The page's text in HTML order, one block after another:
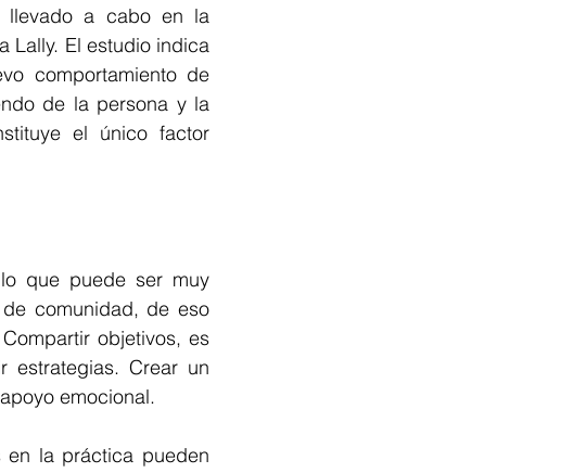
llevado a cabo en la
Lally. El estudio indica
comportamiento de
de la persona y la
el único factor
que puede ser muy
comunidad, de eso
objetivos, es
estrategias. Crear un
emocional.
en la práctica pueden